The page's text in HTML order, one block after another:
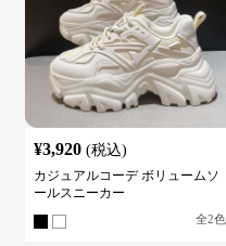
¥3,920 (税込)
カジュアルコーデ ボリュームソ
ールスニーカー
全2色